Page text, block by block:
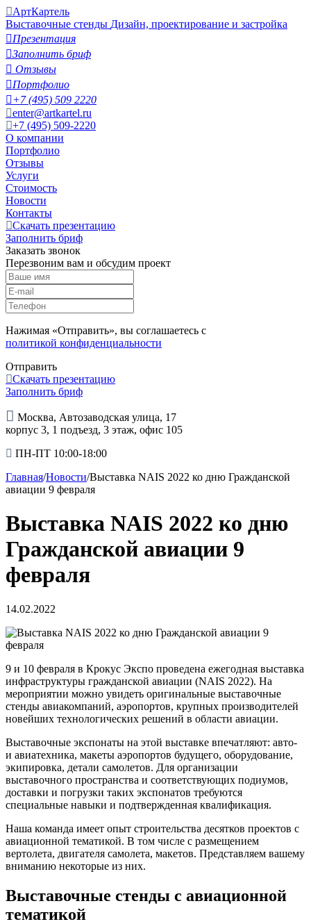
АртКартель
Выставочные стенды Дизайн, проектирование и застройка
Презентация
Заполнить бриф
 Отзывы
Портфолио
+7 (495) 509 2220
enter@artkartel.ru
+7 (495) 509-2220
О компании
Портфолио
Отзывы
Услуги
Стоимость
Новости
Контакты
Скачать презентацию
Заполнить бриф
Заказать звонок
Перезвоним вам и обсудим проект
Нажимая «Отправить», вы соглашаетесь с
политикой конфиденциальности
Отправить
Скачать презентацию
Заполнить бриф
Москва, Автозаводская улица, 17
корпус 3, 1 подъезд, 3 этаж, офис 105
ПН-ПТ 10:00-18:00
Главная/Новости/Выставка NAIS 2022 ко дню Гражданской
авиации 9 февраля
Выставка NAIS 2022 ко дню
Гражданской авиации 9
февраля
14.02.2022
9 и 10 февраля в Крокус Экспо проведена ежегодная выставка
инфраструктуры гражданской авиации (NAIS 2022). На
мероприятии можно увидеть оригинальные выставочные
стенды авиакомпаний, аэропортов, крупных производителей
новейших технологических решений в области авиации.
Выставочные экспонаты на этой выставке впечатляют: авто-
и авиатехника, макеты аэропортов будущего, оборудование,
экипировка, детали самолетов. Для организации
выставочного пространства и соответствующих подиумов,
доставки и погрузки таких экспонатов требуются
специальные навыки и подтвержденная квалификация.
Наша команда имеет опыт строительства десятков проектов с
авиационной тематикой. В том числе с размещением
вертолета, двигателя самолета, макетов. Представляем вашему
вниманию некоторые из них.
Выставочные стенды с авиационной
тематикой